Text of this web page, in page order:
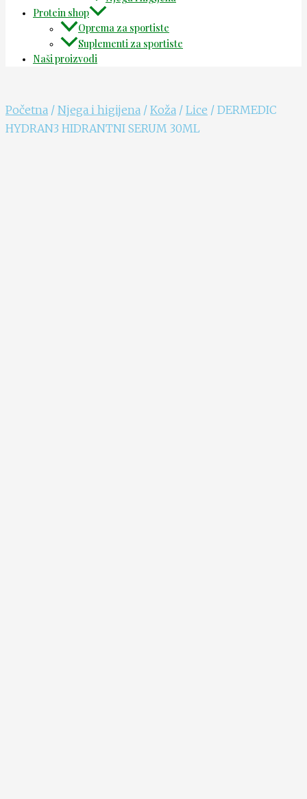
Protein shop
Oprema za sportiste
Suplementi za sportiste
Naši proizvodi
Početna / Njega i higijena / Koža / Lice / DERMEDIC
HYDRAN3 HIDRANTNI SERUM 30ML